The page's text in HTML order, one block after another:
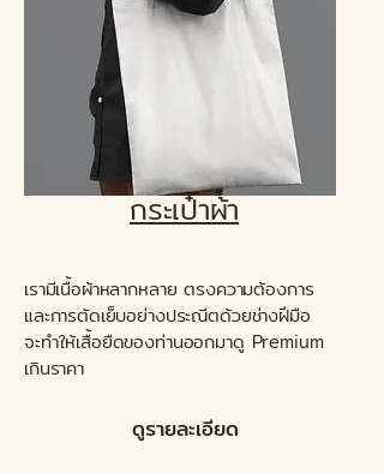
กระเป๋าผ้า
เรามีเนื้อผ้าหลากหลาย ตรงความต้องการ
และการตัดเย็บอย่างประณีตด้วยช่างฝีมือ
จะทำให้เสื้อยืดของท่านออกมาดู Premium
เกินราคา
ดูรายละเอียด